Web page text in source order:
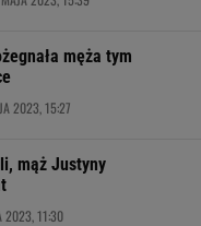
męża tym
2023, 15:27
mąż Justyny
2023, 11:30